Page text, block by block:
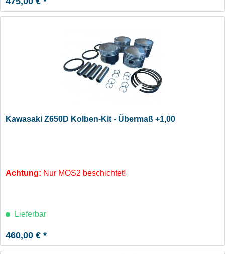
Kawasaki Z650D Kolben-Kit - Übermaß +1,00
Achtung: Nur MOS2 beschichtet!
Lieferbar
460,00 € *